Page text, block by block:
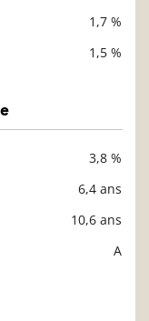
1,7 %
1,5 %
3,8 %
6,4 ans
10,6 ans
A